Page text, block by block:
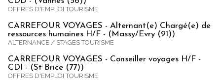
OFFRES D'EMPLOI TOURISME
CARREFOUR VOYAGES - Alternant(e) Chargé(e) de
ressources humaines H/F - (Massy/Evry (91))
ALTERNANCE / STAGES TOURISME
CARREFOUR VOYAGES - Conseiller voyages H/F -
CDI - (St Brice (77))
OFFRES D'EMPLOI TOURISME